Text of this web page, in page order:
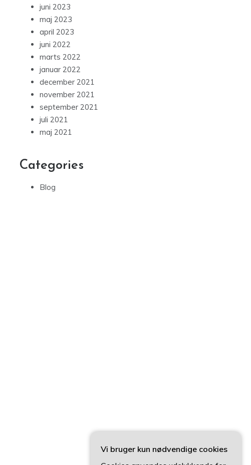
juni 2023
maj 2023
april 2023
juni 2022
marts 2022
januar 2022
december 2021
november 2021
september 2021
juli 2021
maj 2021
Categories
Blog
Vi bruger kun nødvendige cookies